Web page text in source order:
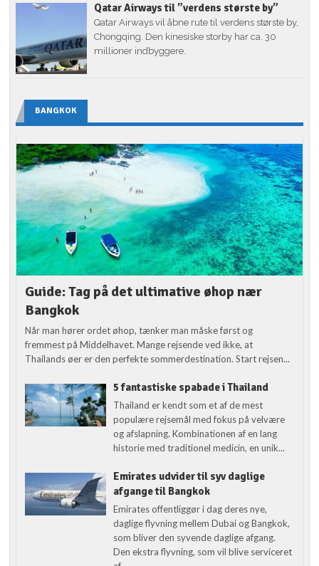
Qatar Airways til ”verdens største by”
Qatar Airways vil åbne rute til verdens største by,
Chongqing. Den kinesiske storby har ca. 30
millioner indbyggere.
BANGKOK
Guide: Tag på det ultimative øhop nær
Bangkok
Når man hører ordet øhop, tænker man måske først og
fremmest på Middelhavet. Mange rejsende ved ikke, at
Thailands øer er den perfekte sommerdestination. Start rejsen...
5 fantastiske spabade i Thailand
Thailand er kendt som et af de mest
populære rejsemål med fokus på velvære
og afslapning. Kombinationen af en lang
historie med traditionel medicin, en unik...
Emirates udvider til syv daglige
afgange til Bangkok
Emirates offentliggør i dag deres nye,
daglige flyvning mellem Dubai og Bangkok,
som bliver den syvende daglige afgang.
Den ekstra flyvning, som vil blive serviceret